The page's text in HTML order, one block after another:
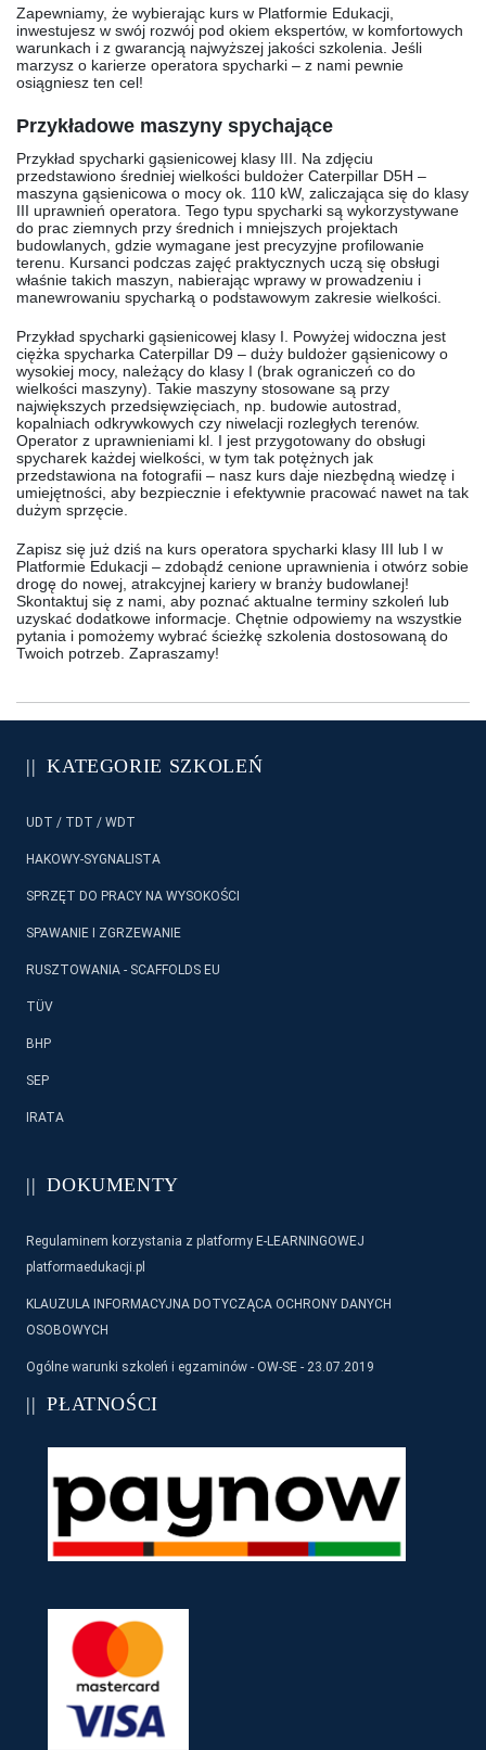
Zapewniamy, że wybierając kurs w Platformie Edukacji,
inwestujesz w swój rozwój pod okiem ekspertów, w komfortowych
warunkach i z gwarancją najwyższej jakości szkolenia. Jeśli
marzysz o karierze operatora spycharki – z nami pewnie
osiągniesz ten cel!
Przykładowe maszyny spychające
Przykład spycharki gąsienicowej klasy III. Na zdjęciu
przedstawiono średniej wielkości buldożer Caterpillar D5H –
maszyna gąsienicowa o mocy ok. 110 kW, zaliczająca się do klasy
III uprawnień operatora. Tego typu spycharki są wykorzystywane
do prac ziemnych przy średnich i mniejszych projektach
budowlanych, gdzie wymagane jest precyzyjne profilowanie
terenu. Kursanci podczas zajęć praktycznych uczą się obsługi
właśnie takich maszyn, nabierając wprawy w prowadzeniu i
manewrowaniu spycharką o podstawowym zakresie wielkości.
Przykład spycharki gąsienicowej klasy I. Powyżej widoczna jest
ciężka spycharka Caterpillar D9 – duży buldożer gąsienicowy o
wysokiej mocy, należący do klasy I (brak ograniczeń co do
wielkości maszyny). Takie maszyny stosowane są przy
największych przedsięwzięciach, np. budowie autostrad,
kopalniach odkrywkowych czy niwelacji rozległych terenów.
Operator z uprawnieniami kl. I jest przygotowany do obsługi
spycharek każdej wielkości, w tym tak potężnych jak
przedstawiona na fotografii – nasz kurs daje niezbędną wiedzę i
umiejętności, aby bezpiecznie i efektywnie pracować nawet na tak
dużym sprzęcie.
Zapisz się już dziś na kurs operatora spycharki klasy III lub I w
Platformie Edukacji – zdobądź cenione uprawnienia i otwórz sobie
drogę do nowej, atrakcyjnej kariery w branży budowlanej!
Skontaktuj się z nami, aby poznać aktualne terminy szkoleń lub
uzyskać dodatkowe informacje. Chętnie odpowiemy na wszystkie
pytania i pomożemy wybrać ścieżkę szkolenia dostosowaną do
Twoich potrzeb. Zapraszamy!
KATEGORIE SZKOLEŃ
UDT / TDT / WDT
HAKOWY-SYGNALISTA
SPRZĘT DO PRACY NA WYSOKOŚCI
SPAWANIE I ZGRZEWANIE
RUSZTOWANIA - SCAFFOLDS EU
TÜV
BHP
SEP
IRATA
DOKUMENTY
Regulaminem korzystania z platformy E-LEARNINGOWEJ
platformaedukacji.pl
KLAUZULA INFORMACYJNA DOTYCZĄCA OCHRONY DANYCH
OSOBOWYCH
Ogólne warunki szkoleń i egzaminów - OW-SE - 23.07.2019
PŁATNOŚCI